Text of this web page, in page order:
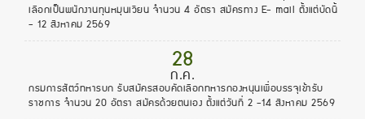
เลือกเป็นพนักงานทุนหมุนเวียน จำนวน 4 อัตรา สมัครทาง E- mail ตั้งแต่บัดนี้
- 12 สิงหาคม 2569
28
ก.ค.
กรมการสัตว์ทหารบก รับสมัครสอบคัดเลือกทหารกองหนุนเพื่อบรรจุเข้ารับ
ราชการ จำนวน 20 อัตรา สมัครด้วยตนเอง ตั้งแต่วันที่ 2 -14 สิงหาคม 2569